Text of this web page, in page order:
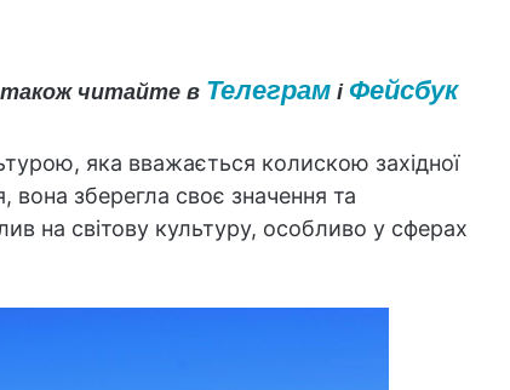
читайте в Телеграмі Фейсбук
яка вважається колискою західної
вона зберегла своє значення та
на світову культуру, особливо у сферах